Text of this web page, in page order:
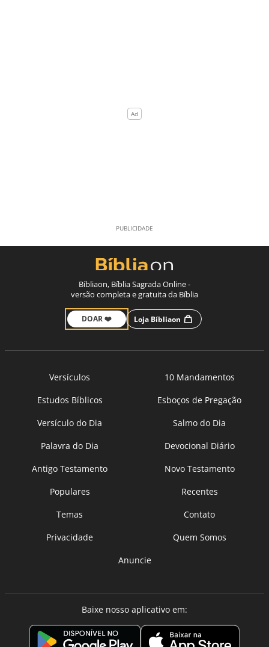
Bíbliaon, Bíblia Sagrada Online -
versão completa e gratuita da Bíblia
DOAR ❤️ Loja Bíbliaon
Versículos
10 Mandamentos
Estudos Bíblicos
Esboços de Pregação
Versículo do Dia
Salmo do Dia
Palavra do Dia
Devocional Diário
Antigo Testamento
Novo Testamento
Populares
Recentes
Temas
Contato
Privacidade
Quem Somos
Anuncie
Baixe nosso aplicativo em: